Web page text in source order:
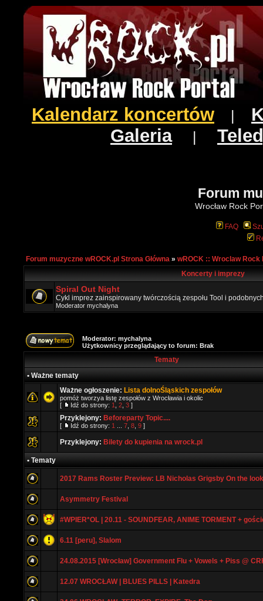
Kalendarz koncertów
Galeria|
Forum
Wrocław Rock
FAQ
Forum muzyczne wROCK.pl Strona Główna » wROCK :: Wroclaw Rock
Koncerty i imprezy
Spiral Out Night
Cykl imprez zainspirowany twórczością zespołu Tool i
Moderator mychalyna
Moderator: mychalyna
Użytkownicy przeglądający to forum: Brak
Tematy
• Ważne tematy
Ważne ogłoszenie: Lista dolnoŚląskich zespołów
pomóż tworzya listę zespołów z Wrocławia i okolic
[
Idź do strony: 1 2 3 ]
Przyklejony: Beforeparty Topic....
[ Idź do strony: 1 7 8 9 ]
Przyklejony: Bilety do kupienia na wrock.pl
• Tematy
2017 Rams Roster Preview: LB Nicholas Grigsby On the
Asymmetry Festival
#WPIER*OL | 20.11 - SOUNDFEAR, ANIME TORMENT +
6.11 [peru], Slalom
24.08.2015 [Wrocław] Government Flu + Vowels + Piss @
12.07 WROCŁAW | BLUES PILLS | Katedra